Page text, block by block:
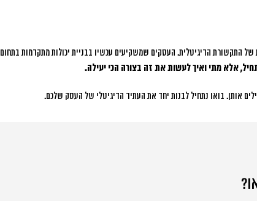
התקשורת הדיגיטלית. העסקים שמשקיעים עכשיו בבניית יכולות מתקדמות בתחום
אלא מתי ואיך לעשות את זה בצורה הכי יעילה.
אותן. בואו נתחיל לבנות יחד את העתיד הדיגיטלי של העסק שלכם.